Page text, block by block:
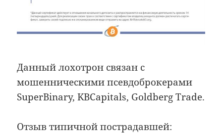
Данный лохотрон связан с
мошенническими псевдоброкерами
SuperBinary, KBCapitals, Goldberg Trade.
Отзыв типичной пострадавшей: